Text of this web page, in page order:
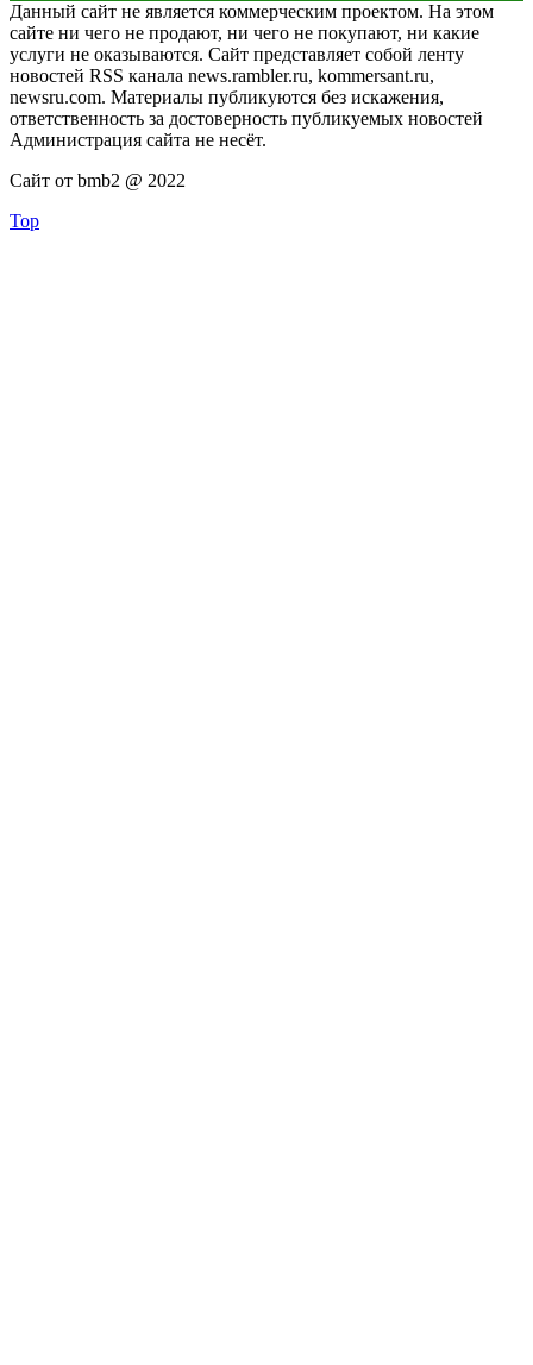
Данный сайт не является коммерческим проектом. На этом
сайте ни чего не продают, ни чего не покупают, ни какие
услуги не оказываются. Сайт представляет собой ленту
новостей RSS канала news.rambler.ru, kommersant.ru,
newsru.com. Материалы публикуются без искажения,
ответственность за достоверность публикуемых новостей
Администрация сайта не несёт.
Сайт от bmb2 @ 2022
Top